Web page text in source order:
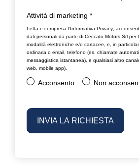
Attività di marketing *
Letta e compresa l’Informativa Privacy ,
dati personali da parte di Ceccato Motors Srl per
modalità elettroniche e/o cartacee, e, in
ordinaria o email, telefono (es. chiamate
messaggistica istantanea), e qualsiasi altro
web, mobile app).
Acconsento Non